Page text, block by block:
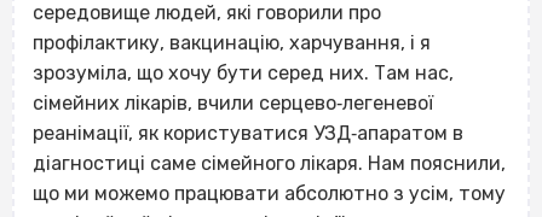
середовище людей, які говорили про
профілактику, вакцинацію, харчування, і я
зрозуміла, що хочу бути серед них. Там нас,
сімейних лікарів, вчили серцево‐легеневої
реанімації, як користуватися УЗД‐апаратом в
діагностиці саме сімейного лікаря. Нам пояснили,
що ми можемо працювати абсолютно з усім, тому